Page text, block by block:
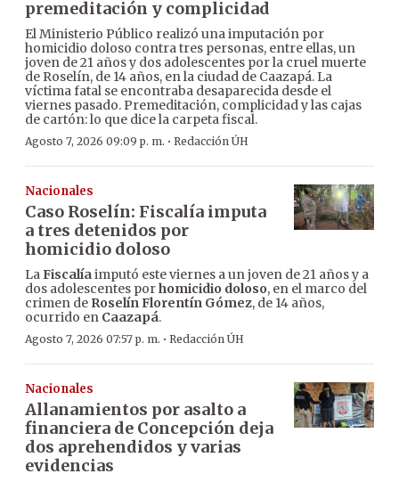
premeditación y complicidad
El Ministerio Público realizó una imputación por
homicidio doloso contra tres personas, entre ellas, un
joven de 21 años y dos adolescentes por la cruel muerte
de Roselín, de 14 años, en la ciudad de Caazapá. La
víctima fatal se encontraba desaparecida desde el
viernes pasado. Premeditación, complicidad y las cajas
de cartón: lo que dice la carpeta fiscal.
Agosto 7, 2026 09:09 p. m. · Redacción ÚH
Nacionales
Caso Roselín: Fiscalía imputa
a tres detenidos por
homicidio doloso
LaFiscalíaimputó este viernes a un joven de 21 años y a
dos adolescentes porhomicidio doloso, en el marco del
crimen de Roselín Florentín Gómez, de 14 años,
ocurrido en Caazapá.
Agosto 7, 2026 07:57 p. m. · Redacción ÚH
Nacionales
Allanamientos por asalto a
financiera de Concepción deja
dos aprehendidos y varias
evidencias